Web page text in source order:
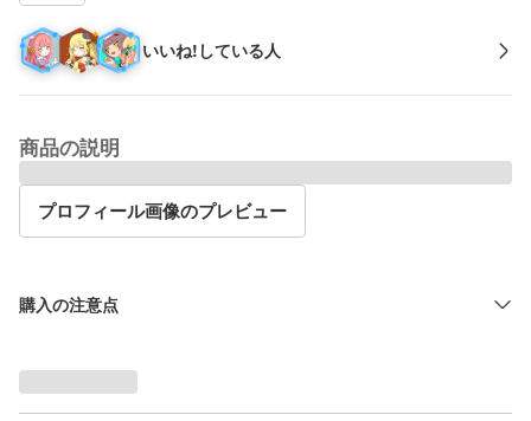
いいね!している人
商品の説明
プロフィール画像のプレビュー
購入の注意点